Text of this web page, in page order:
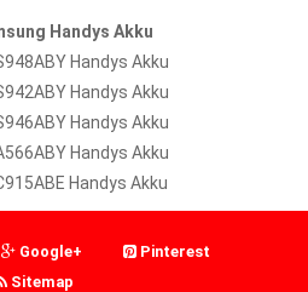
Handys Akku
Handys Akku
Handys Akku
Handys Akku
Handys Akku
Handys Akku
Google+
Pinterest
Sitemap